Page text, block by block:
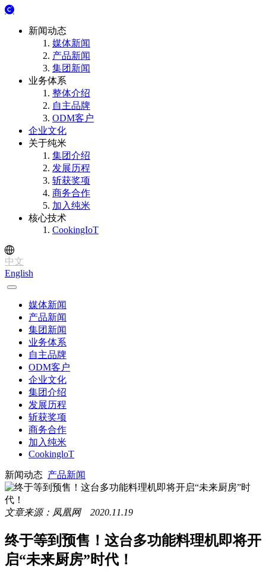
新闻动态
媒体新闻
产品新闻
集团新闻
业务体系
整体介绍
自主品牌
ODM客户
企业文化
关于纯米
集团介绍
发展历程
斩获奖项
商务合作
加入纯米
核心技术
CookingIoT
中文
English
媒体新闻
产品新闻
集团新闻
业务体系
自主品牌
ODM客户
企业文化
集团介绍
发展历程
斩获奖项
商务合作
加入纯米
CookingloT
新闻动态 产品新闻
文章来源：凤凰网 2020.11.19
终于等到预售！这台多功能料理机即将开
启“未来厨房”时代！